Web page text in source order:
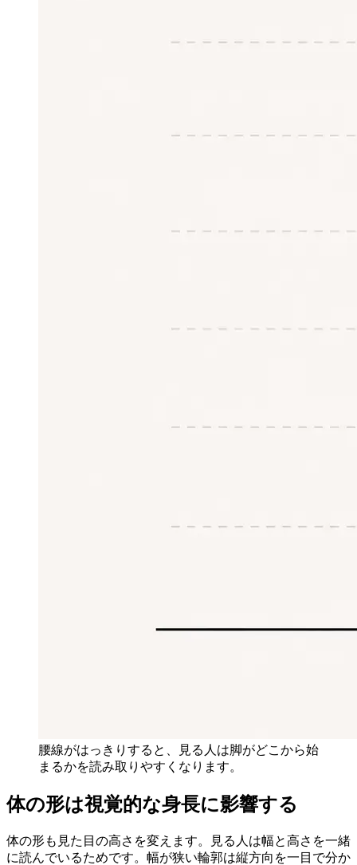
腰線がはっきりすると、見る人は脚がどこから始
まるかを読み取りやすくなります。
体の形は視覚的な身長に影響する
体の形も見た目の高さを変えます。見る人は幅と高さを一緒
に読んでいるためです。幅が狭い輪郭は縦方向を一目で分か